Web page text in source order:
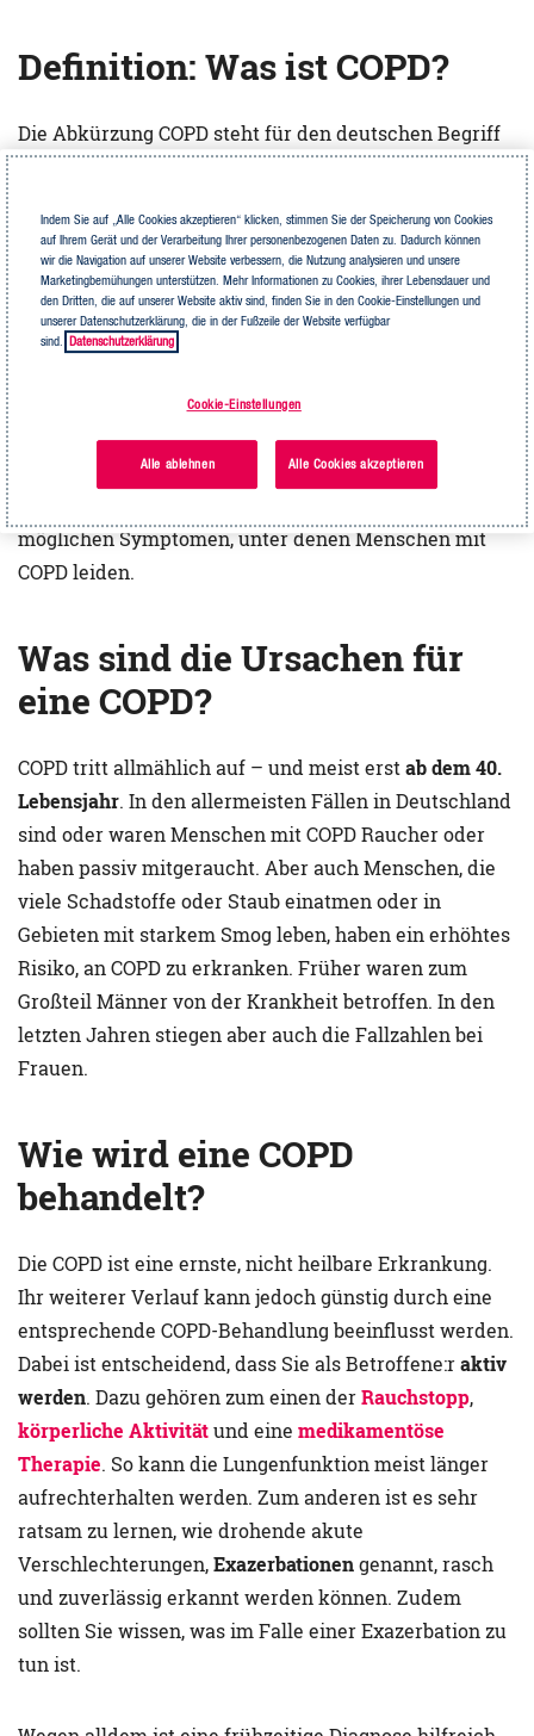
Definition: Was ist COPD?
Die Abkürzung COPD steht für den deutschen Begriff
hronic“ heißt übersetzt dauerhaft, also chronisch;
bstructive“ bedeutet einengend oder verengend;
ulmonary“ die Lunge betreffend;
Die meisten kennen diese Erkrankung unter dem
Raucherlunge oder Raucherhusten. Der
möglichen Symptomen, unter denen Menschen mit
COPD leiden.
Was sind die Ursachen für
eine COPD?
COPD tritt allmählich auf – und meist erst ab dem 40.
Lebensjahr. In den allermeisten Fällen in Deutschland
sind oder waren Menschen mit COPD Raucher oder
haben passiv mitgeraucht. Aber auch Menschen, die
viele Schadstoffe oder Staub einatmen oder in
Gebieten mit starkem Smog leben, haben ein erhöhtes
Risiko, an COPD zu erkranken. Früher waren zum
Großteil Männer von der Krankheit betroffen. In den
letzten Jahren stiegen aber auch die Fallzahlen bei
Frauen.
Wie wird eine COPD
behandelt?
Die COPD ist eine ernste, nicht heilbare Erkrankung.
Ihr weiterer Verlauf kann jedoch günstig durch eine
entsprechende COPD-Behandlung beeinflusst werden.
Dabei ist entscheidend, dass Sie als Betroffene:raktiv
werden. Dazu gehören zum einen derRauchstopp,
körperliche Aktivitätund eine medikamentöse
Therapie. So kann die Lungenfunktion meist länger
aufrechterhalten werden. Zum anderen ist es sehr
ratsam zu lernen, wie drohende akute
Verschlechterungen,Exazerbationengenannt, rasch
und zuverlässig erkannt werden können. Zudem
sollten Sie wissen, was im Falle einer Exazerbation zu
tun ist.
Indem Sie auf „Alle Cookies akzeptieren“ klicken, stimmen Sie der Speicherung von Cookies
auf Ihrem Gerät und der Verarbeitung Ihrer personenbezogenen Daten zu. Dadurch können
wir die Navigation auf unserer Website verbessern, die Nutzung analysieren und unsere
Marketingbemühungen unterstützen. Mehr Informationen zu Cookies, ihrer Lebensdauer und
den Dritten, die auf unserer Website aktiv sind, finden Sie in den Cookie-Einstellungen und
unserer Datenschutzerklärung, die in der Fußzeile der Website verfügbar
sind.
Datenschutzerklärung
Cookie-Einstellungen
Alle ablehnen Alle Cookies akzeptieren